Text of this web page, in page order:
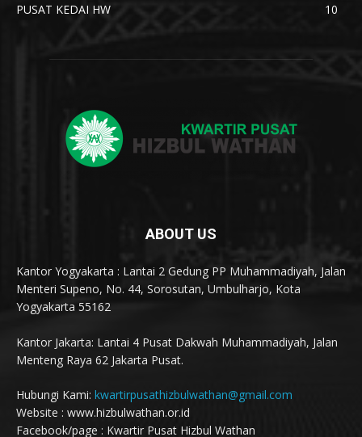
PUSAT KEDAI HW
10
ABOUT US
Kantor Yogyakarta : Lantai 2 Gedung PP Muhammadiyah, Jalan
Menteri Supeno, No. 44, Sorosutan, Umbulharjo, Kota
Yogyakarta 55162
Kantor Jakarta: Lantai 4 Pusat Dakwah Muhammadiyah, Jalan
Menteng Raya 62 Jakarta Pusat.
Hubungi Kami: kwartirpusathizbulwathan@gmail.com
Website : www.hizbulwathan.or.id
Facebook/page : Kwartir Pusat Hizbul Wathan